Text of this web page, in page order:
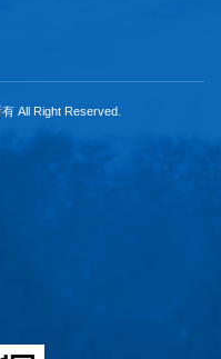
All Right Reserved.